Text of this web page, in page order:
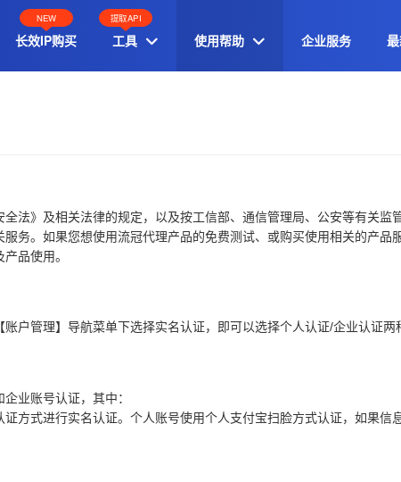
NEW
长效IP购买
提取API
工具  使用帮助  企业服务
法》及相关法律的规定，以及按工信部、通信管理局、公安等有关监
务。如果您想使用流冠代理产品的免费测试、或购买使用相关的产品
品使用。
户管理】导航菜单下选择实名认证，即可以选择个人认证/企业认证两
业账号认证，其中：
证方式进行实名认证。个人账号使用个人支付宝扫脸方式认证，如果信